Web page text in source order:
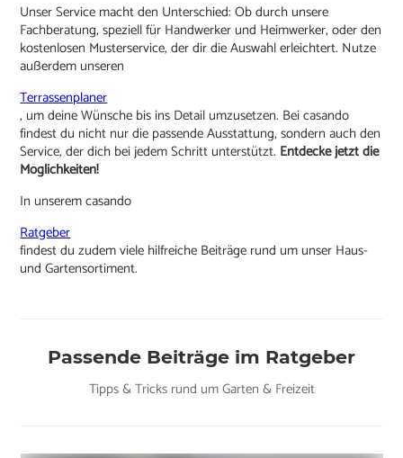
Unser Service macht den Unterschied: Ob durch unsere
Fachberatung, speziell für Handwerker und Heimwerker, oder den
kostenlosen Musterservice, der dir die Auswahl erleichtert. Nutze
außerdem unseren
Terrassenplaner
, um deine Wünsche bis ins Detail umzusetzen. Bei casando
findest du nicht nur die passende Ausstattung, sondern auch den
Service, der dich bei jedem Schritt unterstützt. Entdecke jetzt die
Möglichkeiten!
In unserem casando
Ratgeber
findest du zudem viele hilfreiche Beiträge rund um unser Haus-
und Gartensortiment.
Passende Beiträge im Ratgeber
Tipps & Tricks rund um Garten & Freizeit